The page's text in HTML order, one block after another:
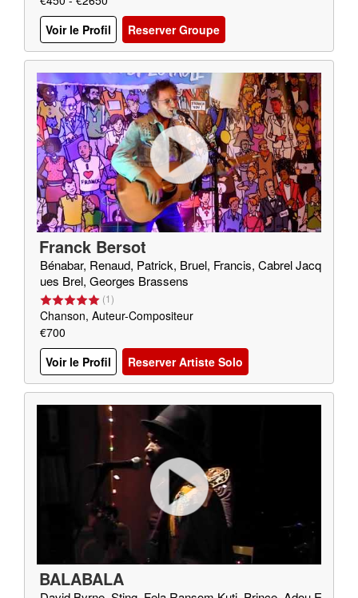
Voir le Profil
Reserver Groupe
Franck Bersot
Bénabar, Renaud, Patrick, Bruel, Francis, Cabrel Jacq
ues Brel, Georges Brassens
(1)
Chanson, Auteur-Compositeur
€700
Voir le Profil
Reserver Artiste Solo
BALABALA